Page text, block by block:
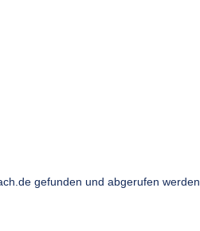
gefunden und abgerufen werden.